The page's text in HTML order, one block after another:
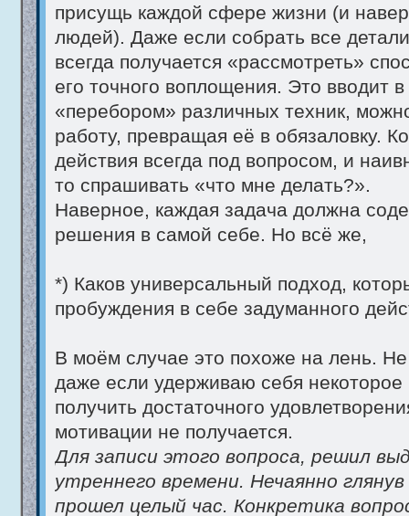
присущь каждой сфере жизни (и
людей). Даже если собрать все
всегда получается «рассмотреть»
его точного воплощения. Это вводит
«перебором» различных техник,
работу, превращая её в обязаловку.
действия всегда под вопросом, и
то спрашивать «что мне делать?».
Наверное, каждая задача должна
решения в самой себе. Но всё же,
*) Каков универсальный подход,
пробуждения в себе задуманного
В моём случае это похоже на лень.
даже если удерживаю себя
получить достаточного
мотивации не получается.
Для записи этого вопроса, решил
утреннего времени. Нечаянно
прошел целый час. Конкретика